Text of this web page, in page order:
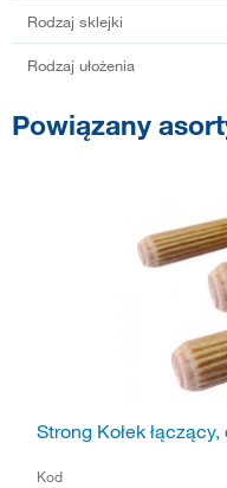
Rodzaj sklejki
Rodzaj ułożenia
Powiązany
Strong Kołek
Kod